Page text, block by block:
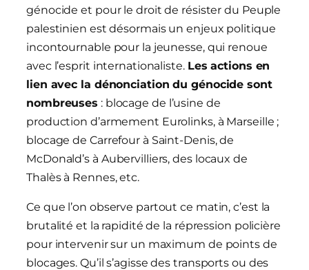
génocide et pour le droit de résister du Peuple
palestinien est désormais un enjeux politique
incontournable pour la jeunesse, qui renoue
avec l’esprit internationaliste. Les actions en
lien avec la dénonciation du génocide sont
nombreuses : blocage de l’usine de
production d’armement Eurolinks, à Marseille ;
blocage de Carrefour à Saint-Denis, de
McDonald’s à Aubervilliers, des locaux de
Thalès à Rennes, etc.
Ce que l’on observe partout ce matin, c’est la
brutalité et la rapidité de la répression policière
pour intervenir sur un maximum de points de
blocages. Qu’il s’agisse des transports ou des